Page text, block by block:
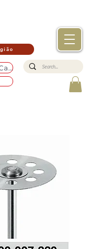
Estados Unidos/Canadá